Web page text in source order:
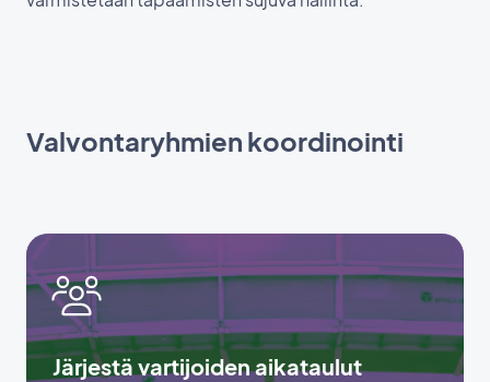
Valvontaryhmien koordinointi
Järjestä vartijoiden aikataulut